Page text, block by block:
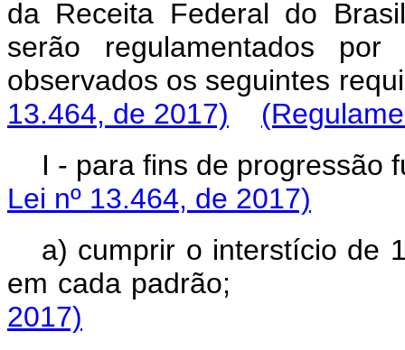
da Receita Federal do
serão regulamentados
observados os
13.464, de 2017)
I - para fins de
Lei nº 13.464, de 2017)
a) cumprir o interstício de
em cada
2017)